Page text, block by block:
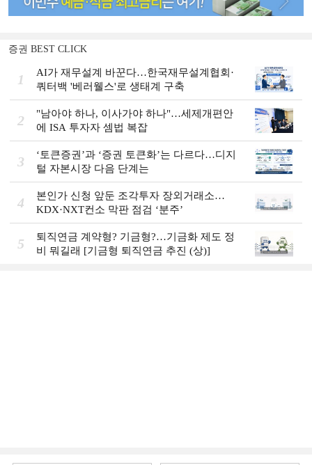
증권 BEST CLICK
1
AI가 재무설계 바꾼다…한국재무설계협회·
쿼터백 '베러웰스'로 생태계 구축
2
"남아야 하나, 이사가야 하나"…세제개편안
에 ISA 투자자 셈법 복잡
3
‘토큰증권’과 ‘증권 토큰화’는 다르다…디지
털 자본시장 다음 단계는
4
본인가 신청 앞둔 조각투자 장외거래소…
KDX·NXT컨소 막판 점검 ‘분주’
5
퇴직연금 계약형? 기금형?…기금화 제도 정
비 뭐길래 [기금형 퇴직연금 추진 (상)]